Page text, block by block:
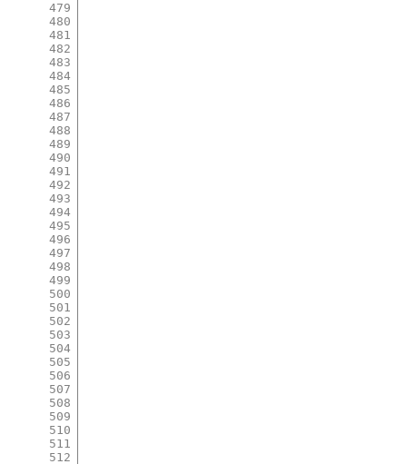
479
480
481
482
483
484
485
486
487
488
489
490
491
492
493
494
495
496
497
498
499
500
501
502
503
504
505
506
507
508
509
510
511
512